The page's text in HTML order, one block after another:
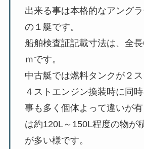
出来る事は本格的なアング
の１艇です。
船舶検査証記載寸法は、全
ｍです。
中古艇では燃料タンクが２
４ストエンジン換装時に同
事も多く個体よって違いが
は約120L～150L程度の物が
が多い様です。